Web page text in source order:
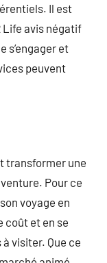
Il est
Life avis négatif
s’engager et
peuvent
transformer une
Pour ce
voyage en
coût et en se
visiter. Que ce